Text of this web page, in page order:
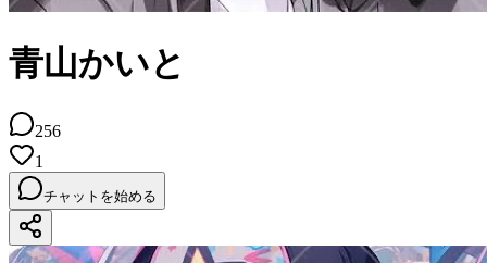
青山かいと
256
1
チャットを始める